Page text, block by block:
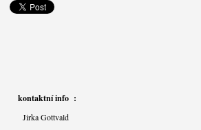
kontaktní info :
Jirka Gottvald